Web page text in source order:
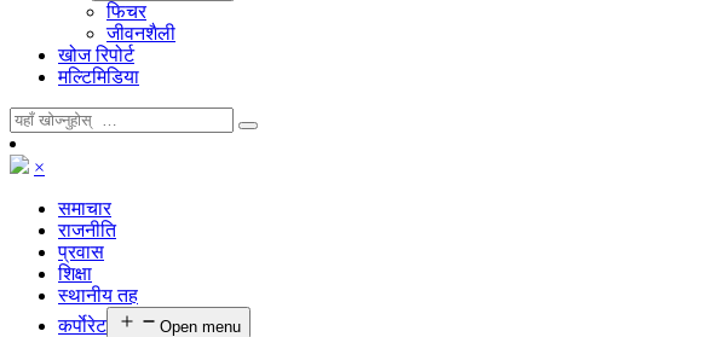
फिचर
जीवनशैली
खोज रिपोर्ट
मल्टिमिडिया
×
समाचार
राजनीति
प्रवास
शिक्षा
स्थानीय तह
कर्पाेरेट
Open menu